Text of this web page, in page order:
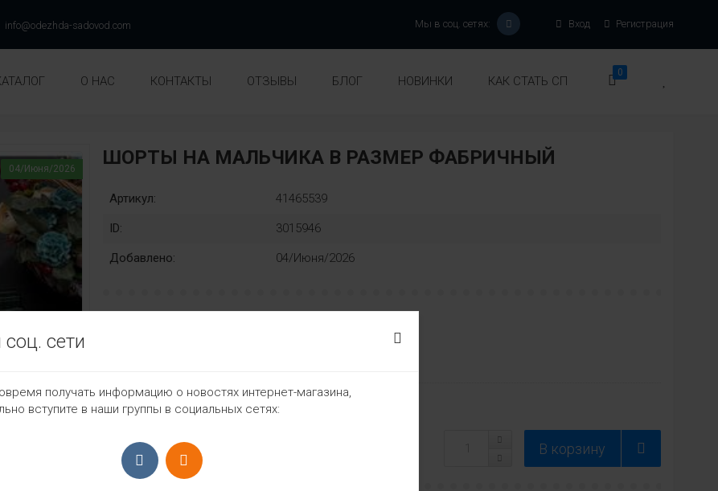
info@odezhda-sadovod.com Вход Регистрация
Мы в соц. сетях:
О НАС КОНТАКТЫ ОТЗЫВЫ БЛОГ НОВИНКИ КАК СТАТЬ СП
0
04/Июня/2026 ШОРТЫ НА МАЛЬЧИКА В РАЗМЕР ФАБРИЧНЫЙ
Артикул: 41465539
ID: 3015946
Добавлено: 04/Июня/2026
372₽
сети
получать информацию о новостях интернет-магазина,
вступите в наши группы в социальных сетях: